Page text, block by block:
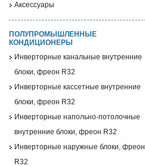
Аксессуары
ПОЛУПРОМЫШЛЕННЫЕ
КОНДИЦИОНЕРЫ
Инверторные канальные внутренние
блоки, фреон R32
Инверторные кассетные внутренние
блоки, фреон R32
Инверторные напольно-потолочные
внутренние блоки, фреон R32
Инверторные наружные блоки, фреон
R32